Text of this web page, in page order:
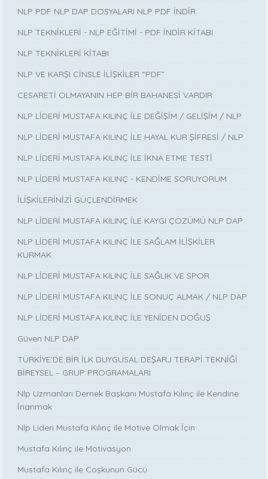
NLP PDF NLP DAP DOSYALARI NLP PDF İNDİR
NLP TEKNİKLERİ - NLP EĞİTİMİ - PDF İNDİR KİTABI
NLP TEKNİKLERİ KİTABI
NLP VE KARŞI CİNSLE İLİŞKİLER “PDF”
CESARETİ OLMAYANIN HEP BİR BAHANESİ VARDIR
NLP LİDERİ MUSTAFA KILINÇ İLE DEĞİŞİM / GELİŞİM / NLP
NLP LİDERİ MUSTAFA KILINÇ İLE HAYAL KUR ŞİFRESİ / NLP
NLP LİDERİ MUSTAFA KILINÇ İLE İKNA ETME TESTİ
NLP LİDERİ MUSTAFA KILINÇ - KENDİME SORUYORUM
İLİŞKİLERİNİZİ GÜÇLENDİRMEK
NLP LİDERİ MUSTAFA KILINÇ İLE KAYGI ÇÖZÜMÜ NLP DAP
NLP LİDERİ MUSTAFA KILINÇ İLE SAĞLAM İLİŞKİLER
KURMAK
NLP LİDERİ MUSTAFA KILINÇ İLE SAĞLIK VE SPOR
NLP LİDERİ MUSTAFA KILINÇ İLE SONUÇ ALMAK / NLP DAP
NLP LİDERİ MUSTAFA KILINÇ İLE YENİDEN DOĞUŞ
Güven NLP DAP
TÜRKİYE’DE BİR İLK DUYGUSAL DEŞARJ TERAPİ TEKNİĞİ
BİREYSEL – GRUP PROGRAMALARI
Nlp Uzmanları Dernek Başkanı Mustafa Kılınç ile Kendine
İnanmak
Nlp Lideri Mustafa Kılınç ile Motive Olmak İçin
Mustafa Kılınç ile Motivasyon
Mustafa Kılınç ile Coşkunun Gücü